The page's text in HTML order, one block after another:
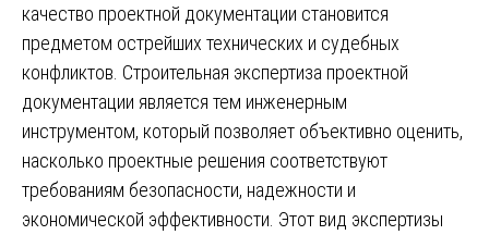
качество проектной документации становится
предметом острейших технических и судебных
конфликтов. Строительная экспертиза проектной
документации является тем инженерным
инструментом, который позволяет объективно оценить,
насколько проектные решения соответствуют
требованиям безопасности, надежности и
экономической эффективности. Этот вид экспертизы